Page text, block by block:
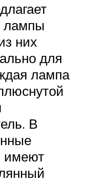
лампы
них
для
лампа
В
имеют